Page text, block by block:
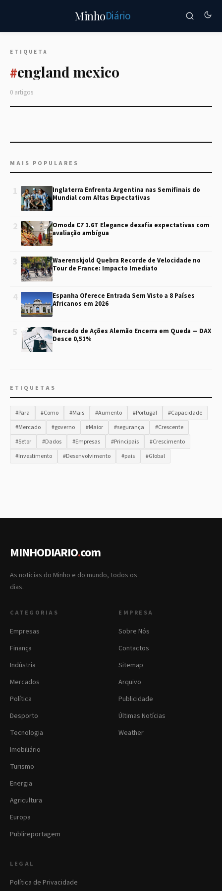
MinhoDiário
ETIQUETA
#england mexico
0 artigos
MAIS POPULARES
1
Inglaterra Enfrenta Argentina nas Semifinais do
Mundial com Altas Expectativas
2
Omoda C7 1.6T Elegance desafia expectativas com
avaliação ambígua
3
Waerenskjold Quebra Recorde de Velocidade no
Tour de France: Impacto Imediato
4
Espanha Oferece Entrada Sem Visto a 8 Países
Africanos em 2026
5
Mercado de Ações Alemão Encerra em Queda — DAX
Desce 0,51%
ETIQUETAS
#Para #Como #Mais #Aumento #Portugal
#Capacidade
#Mercado
#governo #Maior #segurança
#Crescente
#Setor
#Dados #Empresas #Principais
#Crescimento
#Investimento
#Desenvolvimento #pais #Global
MINHODIARIO.com
As notícias do Minho e do mundo, todos os
dias.
CATEGORIAS
Empresas
Finança
Indústria
Mercados
Política
Desporto
Tecnologia
Imobiliário
Turismo
Energia
Agricultura
Europa
Publireportagem
EMPRESA
Sobre Nós
Contactos
Sitemap
Arquivo
Publicidade
Últimas Notícias
Weather
LEGAL
Política de Privacidade